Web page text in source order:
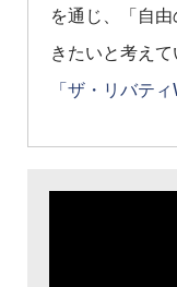
を通じ、「自
きたいと考えて
「ザ・リバテ